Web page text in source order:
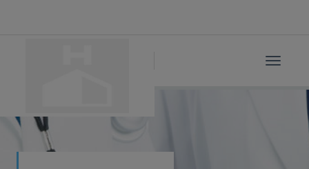
Toggle